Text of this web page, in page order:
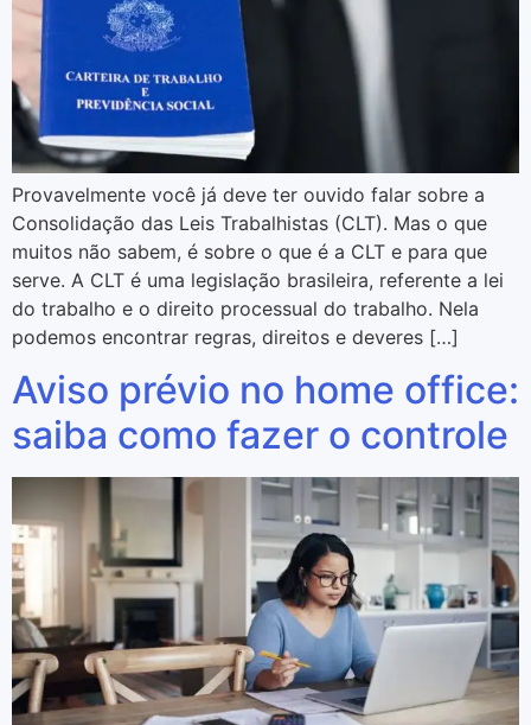
Provavelmente você já deve ter ouvido falar sobre a
Consolidação das Leis Trabalhistas (CLT). Mas o que
muitos não sabem, é sobre o que é a CLT e para que
serve. A CLT é uma legislação brasileira, referente a lei
do trabalho e o direito processual do trabalho. Nela
podemos encontrar regras, direitos e deveres […]
Aviso prévio no home office:
saiba como fazer o controle